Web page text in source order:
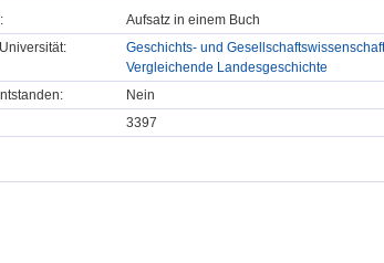
Aufsatz in einem Buch
Geschichts- und
Vergleichende Landesgeschichte
Nein
3397